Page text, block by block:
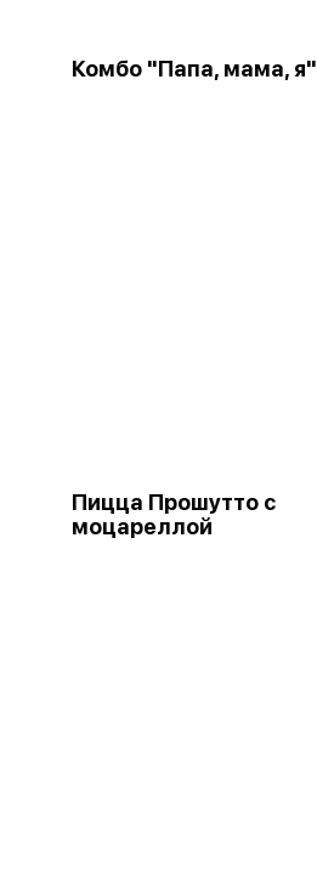
Комбо "Папа, мама, я"
Пицца Прошутто с
моцареллой